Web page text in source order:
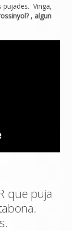
pujades. Vinga,
, algun
que puja